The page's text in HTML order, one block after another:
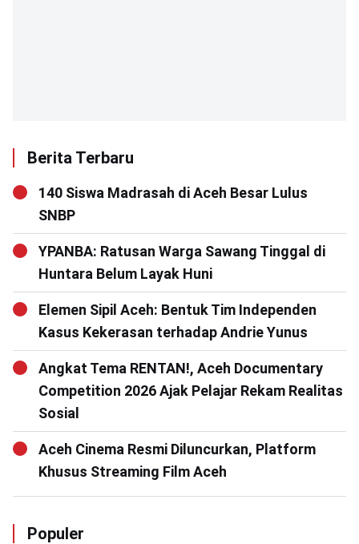
Berita Terbaru
140 Siswa Madrasah di Aceh Besar Lulus
SNBP
YPANBA: Ratusan Warga Sawang Tinggal di
Huntara Belum Layak Huni
Elemen Sipil Aceh: Bentuk Tim Independen
Kasus Kekerasan terhadap Andrie Yunus
Angkat Tema RENTAN!, Aceh Documentary
Competition 2026 Ajak Pelajar Rekam Realitas
Sosial
Aceh Cinema Resmi Diluncurkan, Platform
Khusus Streaming Film Aceh
Populer